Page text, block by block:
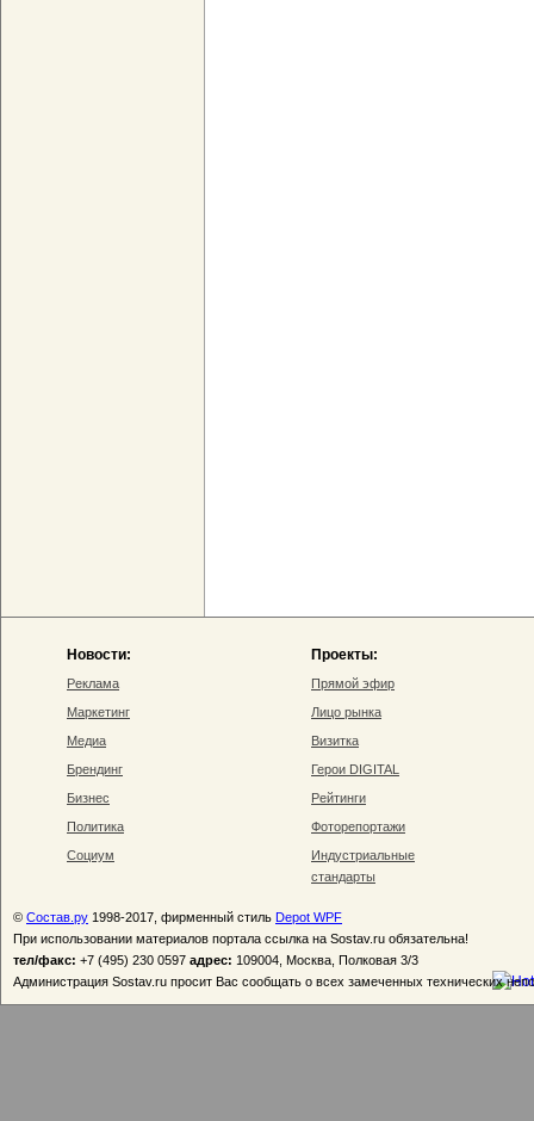
Новости:
Реклама
Маркетинг
Медиа
Брендинг
Бизнес
Политика
Социум
Проекты:
Прямой эфир
Лицо рынка
Визитка
Герои DIGITAL
Рейтинги
Фоторепортажи
Индустриальные
стандарты
© Состав.ру 1998-2017, фирменный стиль Depot WPF
При использовании материалов портала ссылка на Sostav.ru обязательна!
тел/факс: +7 (495) 230 0597 адрес: 109004, Москва, Полковая 3/3
Администрация Sostav.ru просит Вас сообщать о всех замеченных технических